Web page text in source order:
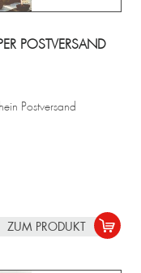
POSTVERSAND
Postversand
ZUM PRODUKT